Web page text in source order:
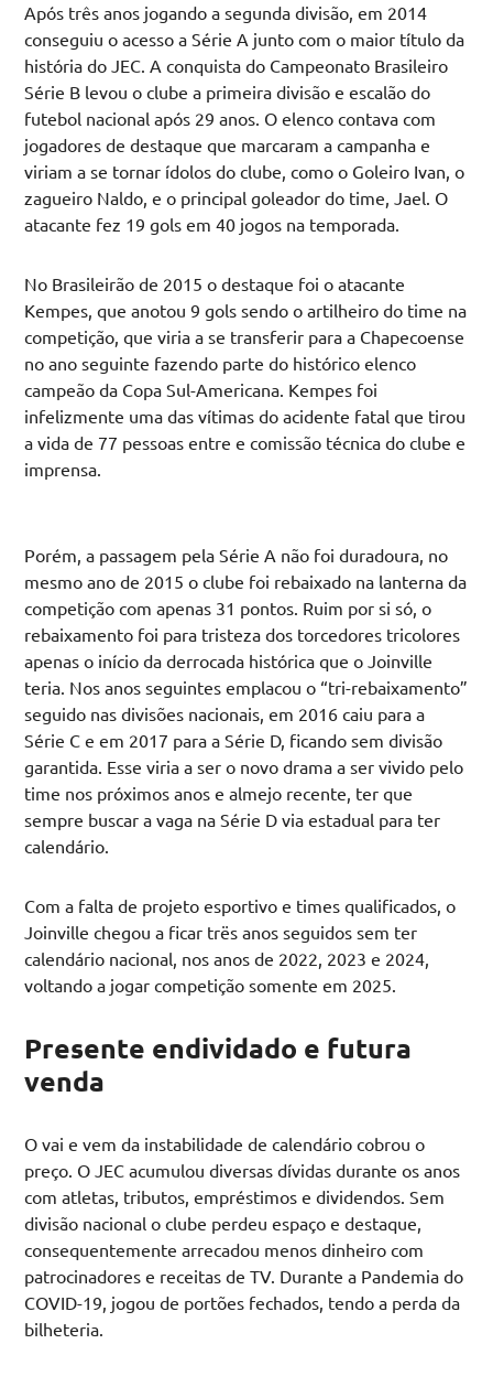
Após três anos jogando a segunda divisão, em 2014
conseguiu o acesso a Série A junto com o maior título da
história do JEC. A conquista do Campeonato Brasileiro
Série B levou o clube a primeira divisão e escalão do
futebol nacional após 29 anos. O elenco contava com
jogadores de destaque que marcaram a campanha e
viriam a se tornar ídolos do clube, como o Goleiro Ivan, o
zagueiro Naldo, e o principal goleador do time, Jael. O
atacante fez 19 gols em 40 jogos na temporada.
No Brasileirão de 2015 o destaque foi o atacante
Kempes, que anotou 9 gols sendo o artilheiro do time na
competição, que viria a se transferir para a Chapecoense
no ano seguinte fazendo parte do histórico elenco
campeão da Copa Sul-Americana. Kempes foi
infelizmente uma das vítimas do acidente fatal que tirou
a vida de 77 pessoas entre e comissão técnica do clube e
imprensa.
Porém, a passagem pela Série A não foi duradoura, no
mesmo ano de 2015 o clube foi rebaixado na lanterna da
competição com apenas 31 pontos. Ruim por si só, o
rebaixamento foi para tristeza dos torcedores tricolores
apenas o início da derrocada histórica que o Joinville
teria. Nos anos seguintes emplacou o “tri-rebaixamento”
seguido nas divisões nacionais, em 2016 caiu para a
Série C e em 2017 para a Série D, ficando sem divisão
garantida. Esse viria a ser o novo drama a ser vivido pelo
time nos próximos anos e almejo recente, ter que
sempre buscar a vaga na Série D via estadual para ter
calendário.
Com a falta de projeto esportivo e times qualificados, o
Joinville chegou a ficar trës anos seguidos sem ter
calendário nacional, nos anos de 2022, 2023 e 2024,
voltando a jogar competição somente em 2025.
Presente endividado e futura
venda
O vai e vem da instabilidade de calendário cobrou o
preço. O JEC acumulou diversas dívidas durante os anos
com atletas, tributos, empréstimos e dividendos. Sem
divisão nacional o clube perdeu espaço e destaque,
consequentemente arrecadou menos dinheiro com
patrocinadores e receitas de TV. Durante a Pandemia do
COVID-19, jogou de portões fechados, tendo a perda da
bilheteria.